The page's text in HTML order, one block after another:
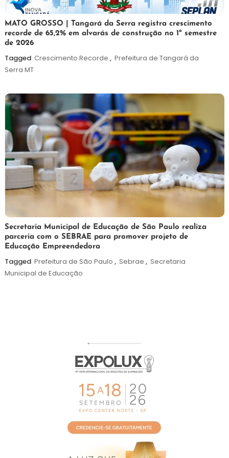
5
de
agosto
de
2026
Maurilio
MATO GROSSO | Tangará da Serra registra crescimento
recorde de 65,2% em alvarás de construção no 1º semestre
de 2026
Tagged Crescimento Recorde , Prefeitura de Tangará da
Serra MT
5
de
agosto
de
2026
Maurilio
Secretaria Municipal de Educação de São Paulo realiza
parceria com o SEBRAE para promover projeto de
Educação Empreendedora
Tagged Prefeitura de São Paulo , Sebrae , Secretaria
Municipal de Educação